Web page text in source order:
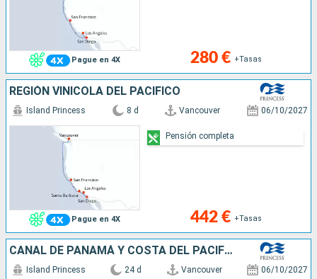
Pague en 4X 280 € +Tasas
REGIÓN VINÍCOLA DEL PACÍFICO
Pague en 4X
Island Princess 8 d Vancouver 06/10/2027
442 € +Tasas
Pensión completa
CANAL DE PANAMÁ Y COSTA DEL PACÍFICO
Island Princess 24 d Vancouver 06/10/2027